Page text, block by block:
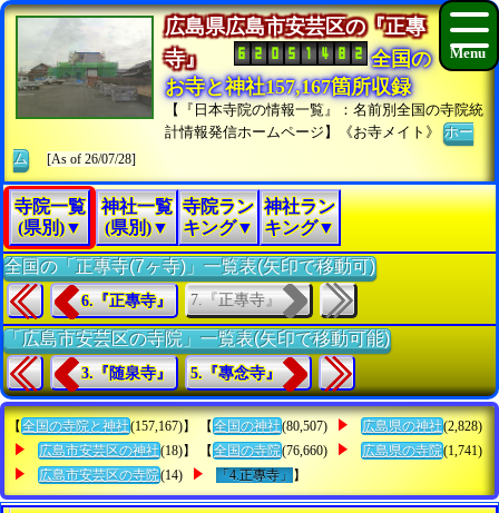
広島県広島市安芸区の『正專
寺』
全国の
お寺と神社157,167箇所収録
【『日本寺院の情報一覧』：名前別全国の寺院統
計情報発信ホームページ】《お寺メイト》ホー
ム
[As of 26/07/28]
寺院一覧
(県別)▼
神社一覧
(県別)▼
寺院ラン
キング▼
神社ラン
キング▼
全国の「正專寺(7ヶ寺)」一覧表(矢印で移動可)
6.『正專寺』 7.『正專寺』
「広島市安芸区の寺院」一覧表(矢印で移動可能)
3.『随泉寺』 5.『專念寺』
【 全国の寺院と神社(157,167)】 【 全国の神社(80,507) 広島県の神社(2,828)
広島市安芸区の神社(18)】 【 全国の寺院(76,660) 広島県の寺院(1,741)
広島市安芸区の寺院(14) 「4.正專寺」 】